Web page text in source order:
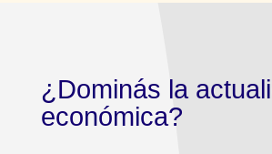
¿Dominás la
económica?